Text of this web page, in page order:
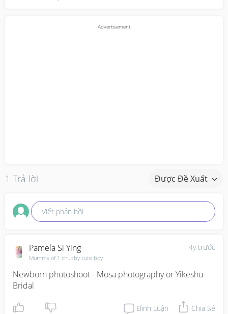
1 Trả lời Được Đề Xuất
Viết phản hồi
4y trước
Pamela Si Ying
Mummy of 1 chubby cute boy
Newborn photoshoot - Mosa photography or Yikeshu
Bridal
Bình Luận Chia Sẻ